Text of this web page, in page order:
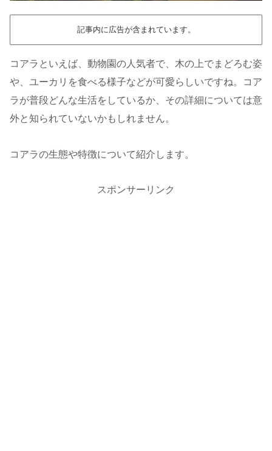
記事内に広告が含まれています。
コアラといえば、動物園の人気者で、木の上でまどろむ姿
や、ユーカリを食べる様子などが可愛らしいですね。コア
ラが普段どんな生活をしているか、その詳細については意
外と知られていないかもしれません。
コアラの生態や特徴について紹介します。
スポンサーリンク